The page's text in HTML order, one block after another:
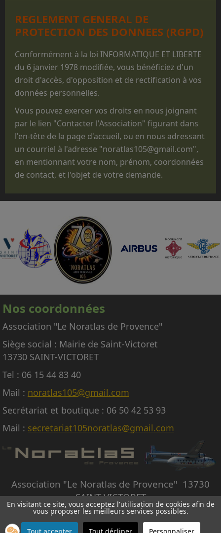
largués des milliers de jeunes gens, et il reste
un appareil mythique dans le monde du
parachutisme militaire.
Que les prestations faites au profit des
structures militaires des 3 Armées ne sont
réalisées que pour des parachutages
ponctuels exécutés lors de manifestations
commémorations, des anniversaires, des
"Journées Portes ouvertes", des journées des
familles, des baptêmes de promotion, des
fêtes d'unité ou pour des passations de
commandement.
Que le statut administratif de notre avion,
(CNRAC) ne nous permet pas d'embarquer des
passagers autres que les membres
d'équipage adhérents à l'association,
nécessaires à la conduite et à la mise en
œuvre de l'avion.
En conséquence, nous regrettons donc de ne
pas pouvoir répondre aux nombreuses
demandes d'embarquement sur le Noratlas, à
titre gracieux ou payant.
REGLEMENT GENERAL DE
PROTECTION DES DONNEES (RGPD)
Conformément à la loi INFORMATIQUE ET LIBERTE
du 6 janvier 1978 modifiée, vous bénéficiez d'un
droit d'accès, d'opposition et de rectification à vos
données personnelles.
Vous pouvez exercer vos droits en nous joignant
par le lien "Contacter l'Association" figurant dans
l'en-tête de la page d'accueil, ou en nous adressant
un courriel à l'adresse "noratlas105@gmail.com",
en mentionnant votre nom, prénom, coordonnées
de contact, et l'objet de votre demande.
Nos coordonnées
Association "Le Noratlas de Provence"
Siège social : Mairie de Saint-Victoret
13730 SAINT-VICTORET
Tel : 06 15 44 83 40
Mail : noratlas105@gmail.com
Secrétariat et boutique : 06 50 42 53 93
Mail : secretariat105noratlas@gmail.com
Association "Le Noratlas de Provence" 13730
SAINT-VICTORET
© Copyright Le Noratlas de Provence - Tous droits réservés -Création site internet
Avignon
En visitant ce site, vous acceptez l'utilisation de cookies afin de
vous proposer les meilleurs services possibles.